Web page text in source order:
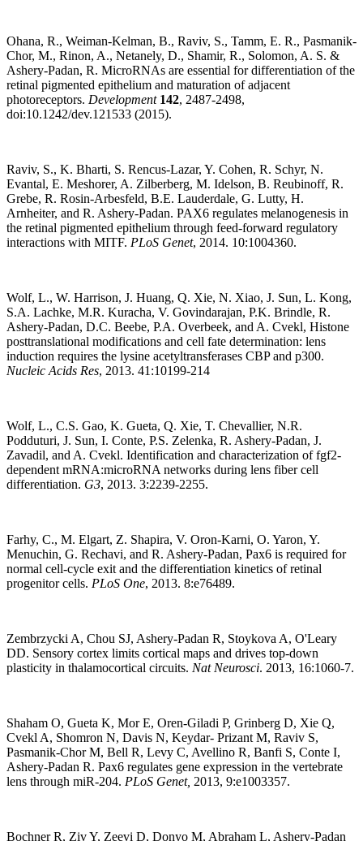
Ohana, R., Weiman-Kelman, B., Raviv, S., Tamm, E. R., Pasmanik-
Chor, M., Rinon, A., Netanely, D., Shamir, R., Solomon, A. S. &
Ashery-Padan, R. MicroRNAs are essential for differentiation of the
retinal pigmented epithelium and maturation of adjacent
photoreceptors. Development 142, 2487-2498,
doi:10.1242/dev.121533 (2015).
Raviv, S., K. Bharti, S. Rencus-Lazar, Y. Cohen, R. Schyr, N.
Evantal, E. Meshorer, A. Zilberberg, M. Idelson, B. Reubinoff, R.
Grebe, R. Rosin-Arbesfeld, B.E. Lauderdale, G. Lutty, H.
Arnheiter, and R. Ashery-Padan. PAX6 regulates melanogenesis in
the retinal pigmented epithelium through feed-forward regulatory
interactions with MITF. PLoS Genet, 2014. 10:1004360.
Wolf, L., W. Harrison, J. Huang, Q. Xie, N. Xiao, J. Sun, L. Kong,
S.A. Lachke, M.R. Kuracha, V. Govindarajan, P.K. Brindle, R.
Ashery-Padan, D.C. Beebe, P.A. Overbeek, and A. Cvekl, Histone
posttranslational modifications and cell fate determination: lens
induction requires the lysine acetyltransferases CBP and p300.
Nucleic Acids Res, 2013. 41:10199-214
Wolf, L., C.S. Gao, K. Gueta, Q. Xie, T. Chevallier, N.R.
Podduturi, J. Sun, I. Conte, P.S. Zelenka, R. Ashery-Padan, J.
Zavadil, and A. Cvekl. Identification and characterization of fgf2-
dependent mRNA:microRNA networks during lens fiber cell
differentiation. G3, 2013. 3:2239-2255.
Farhy, C., M. Elgart, Z. Shapira, V. Oron-Karni, O. Yaron, Y.
Menuchin, G. Rechavi, and R. Ashery-Padan, Pax6 is required for
normal cell-cycle exit and the differentiation kinetics of retinal
progenitor cells. PLoS One, 2013. 8:e76489.
Zembrzycki A, Chou SJ, Ashery-Padan R, Stoykova A, O'Leary
DD. Sensory cortex limits cortical maps and drives top-down
plasticity in thalamocortical circuits. Nat Neurosci. 2013, 16:1060-7.
Shaham O, Gueta K, Mor E, Oren-Giladi P, Grinberg D, Xie Q,
Cvekl A, Shomron N, Davis N, Keydar- Prizant M, Raviv S,
Pasmanik-Chor M, Bell R, Levy C, Avellino R, Banfi S, Conte I,
Ashery-Padan R. Pax6 regulates gene expression in the vertebrate
lens through miR-204. PLoS Genet, 2013, 9:e1003357.
Bochner R, Ziv Y, Zeevi D, Donyo M, Abraham L, Ashery-Padan